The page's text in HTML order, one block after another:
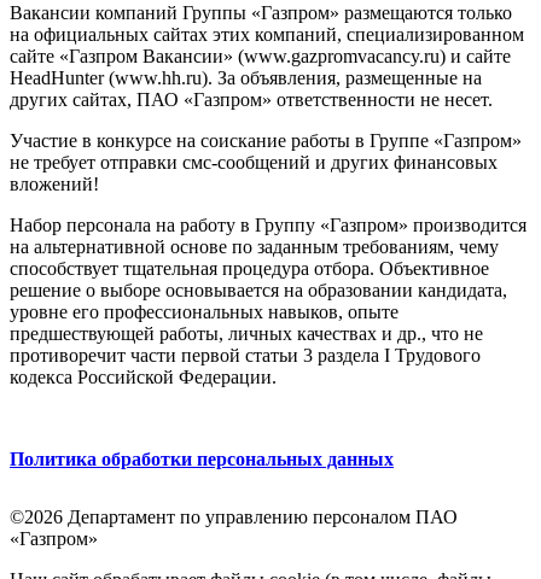
Вакансии компаний Группы «Газпром» размещаются только
на официальных сайтах этих компаний, специализированном
сайте «Газпром Вакансии» (www.gazpromvacancy.ru) и сайте
HeadHunter (www.hh.ru). За объявления, размещенные на
других сайтах, ПАО «Газпром» ответственности не несет.
Участие в конкурсе на соискание работы в Группе «Газпром»
не требует отправки смс-сообщений и других финансовых
вложений!
Набор персонала на работу в Группу «Газпром» производится
на альтернативной основе по заданным требованиям, чему
способствует тщательная процедура отбора. Объективное
решение о выборе основывается на образовании кандидата,
уровне его профессиональных навыков, опыте
предшествующей работы, личных качествах и др., что не
противоречит части первой статьи 3 раздела I Трудового
кодекса Российской Федерации.
Политика обработки персональных данных
©2026 Департамент по управлению персоналом ПАО
«Газпром»